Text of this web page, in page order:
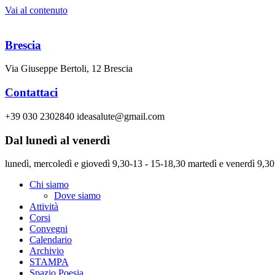
Vai al contenuto
Brescia
Via Giuseppe Bertoli, 12 Brescia
Contattaci
+39 030 2302840 ideasalute@gmail.com
Dal lunedì al venerdì
lunedì, mercoledì e giovedì 9,30-13 - 15-18,30 martedì e venerdì
Chi siamo
Dove siamo
Attività
Corsi
Convegni
Calendario
Archivio
STAMPA